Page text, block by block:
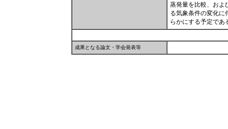
蒸発量を比較、およ
る気象条件の変化に
らかにする予定であ
成果となる論文・学会発表等